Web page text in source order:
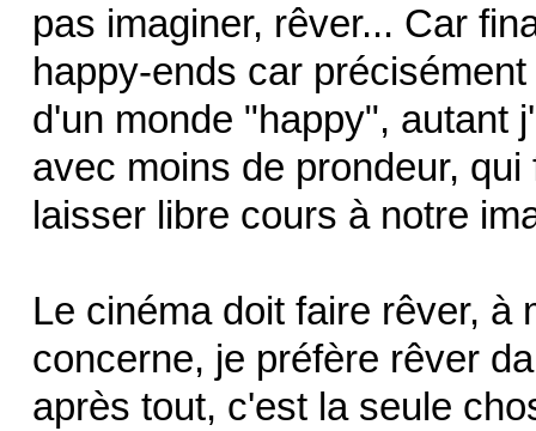
pas imaginer, rêver... Car
happy-ends car
d'un monde "happy", autant
avec moins de prondeur,
laisser libre cours à notre
Le cinéma doit faire rêver, à
concerne, je préfère rêver
après tout, c'est la seule